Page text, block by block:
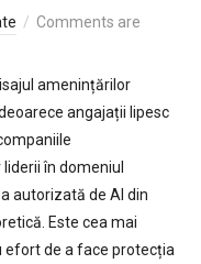
Comments are
amenințărilor
angajații lipesc
în domeniul
autorizată de AI din
Este cea mai
efort de a face protecția